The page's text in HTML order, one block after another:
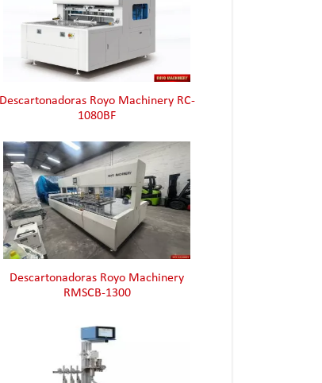
Descartonadoras Royo Machinery RC-
1080BF
Descartonadoras Royo Machinery
RMSCB-1300